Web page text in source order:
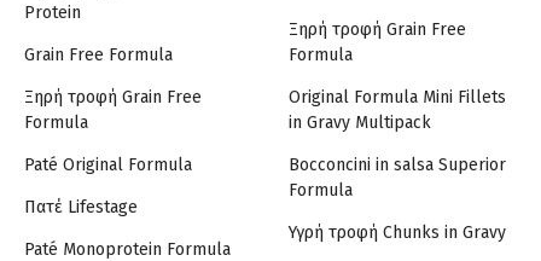
Protein
Grain Free Formula
Ξηρή τροφή Grain Free
Formula
Paté Original Formula
Πατέ Lifestage
Paté Monoprotein Formula
Ξηρή τροφή Grain Free
Formula
Original Formula Mini Fillets
in Gravy Multipack
Bocconcini in salsa Superior
Formula
Υγρή τροφή Chunks in Gravy